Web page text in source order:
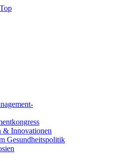
& Innovationen
Gesundheitspolitik